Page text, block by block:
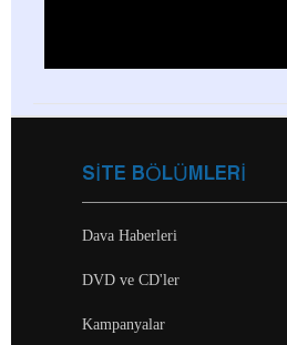
SİTE BÖLÜMLERİ
Dava Haberleri
DVD ve CD'ler
Kampanyalar